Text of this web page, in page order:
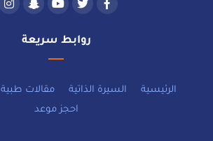
روابط سريعة
الرئيسية السيرة الذاتية مقالات طبية
احجز موعد